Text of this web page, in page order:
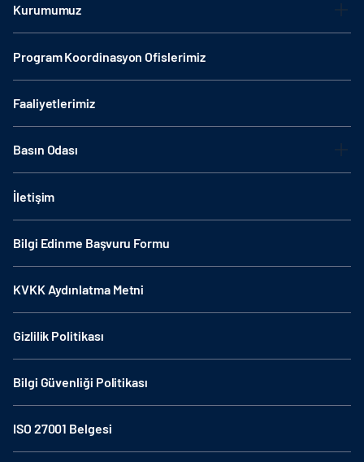
Kurumumuz
Program Koordinasyon Ofislerimiz
Faaliyetlerimiz
Basın Odası
İletişim
Bilgi Edinme Başvuru Formu
KVKK Aydınlatma Metni
Gizlilik Politikası
Bilgi Güvenliği Politikası
ISO 27001 Belgesi